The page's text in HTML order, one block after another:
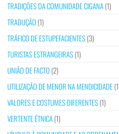
TRADIÇÕES DA COMUNIDADE CIGANA(1)
TRADUÇÃO (1)
TRÁFICO DE ESTUPEFACIENTES(3)
TURISTAS ESTRANGEIRAS(1)
UNIÃO DE FACTO (2)
UTILIZAÇÃO DE MENOR NA MENDICIDADE
VALORES E COSTUMES DIFERENTES(1)
VERTENTE ÉTNICA(1)